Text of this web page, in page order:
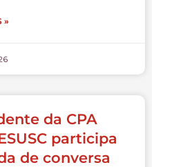
»
da CPA
participa
de conversa